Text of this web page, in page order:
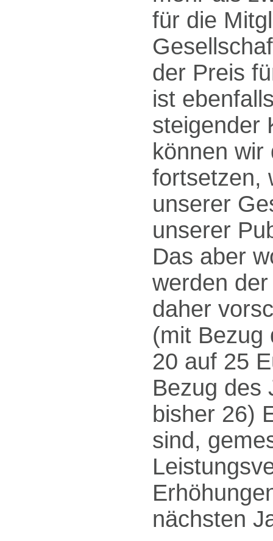
für die
der Preis
ist
steigender
können
fortsetzen,
unserer
unserer
Das aber
werden
daher
(mit Bezug
20 auf 25
Bezug des
bisher 26)
sind,
nächsten